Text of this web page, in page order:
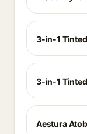
3-in-1
3-in-1
Aestura